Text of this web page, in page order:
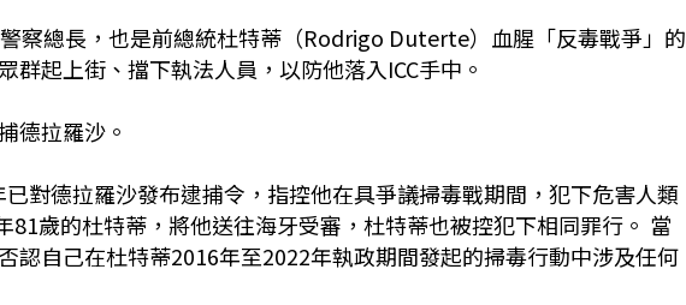
察總長，也是前總統杜特蒂（Rodrigo Duterte）血腥「反毒戰爭」的
群起上街、擋下執法人員，以防他落入ICC手中。
德拉羅沙。
對德拉羅沙發布逮捕令，指控他在具爭議掃毒戰期間，犯下危害人類
81歲的杜特蒂，將他送往海牙受審，杜特蒂也被控犯下相同罪行。 當
認自己在杜特蒂2016年至2022年執政期間發起的掃毒行動中涉及任何